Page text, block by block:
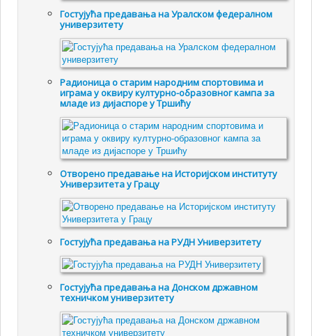
Гостујућа предавања на Уралском федералном
универзитету
Радионица о старим народним спортовима и
играма у оквиру културно-образовног кампа за
младе из дијаспоре у Тршићу
Отворено предавање на Историјском институту
Универзитета у Грацу
Гостујућa предавањa на РУДН Универзитету
Гостујућа предавања на Донском државном
техничком универзитету